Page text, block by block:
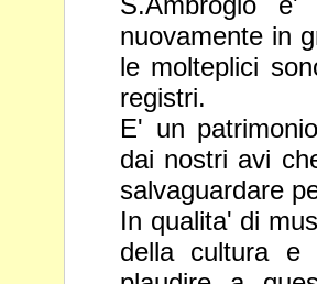
nuovamente in
le molteplici
registri.
E' un
dai nostri avi
salvaguardare
In qualita' di
della cultura